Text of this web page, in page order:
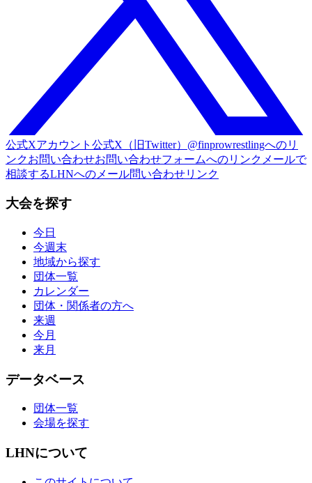
公式Xアカウント 公式X（旧Twitter）@finprowrestlingへのリ
ンクお問い合わせお問い合わせフォームへのリンク メールで
相談するLHNへのメール問い合わせリンク
大会を探す
今日
今週末
地域から探す
団体一覧
カレンダー
団体・関係者の方へ
来週
今月
来月
データベース
団体一覧
会場を探す
LHNについて